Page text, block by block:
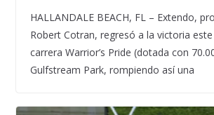
HALLANDALE BEACH, FL – Extendo,
Robert Cotran, regresó a la victoria
carrera Warrior’s Pride (dotada con
Gulfstream Park, rompiendo así una